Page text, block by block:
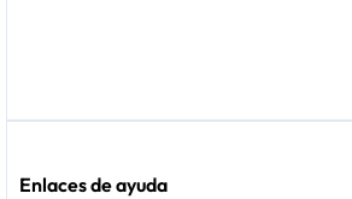
Enlaces de ayuda